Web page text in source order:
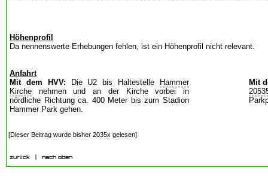
Höhenprofil
Da nennenswerte Erhebungen fehlen, ist ein Höhenprofil nicht relevant.
Anfahrt
Mit dem HVV: Die U2 bis Haltestelle
Hammer
Kirche nehmen und an der Kirche vorbei in
nördliche Richtung ca. 400 Meter bis zum Stadion
Hammer Park gehen.
Mit
[Dieser Beitrag wurde bisher 2035x gelesen]
zurück nach oben